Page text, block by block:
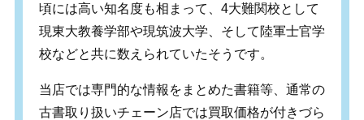
頃には高い知名度も相まって、4大難関校として
現東大教養学部や現筑波大学、そして陸軍士官学
校などと共に数えられていたそうです。
当店では専門的な情報をまとめた書籍等、通常の
古書取り扱いチェーン店では買取価格が付きづら